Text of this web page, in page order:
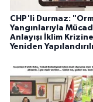
CHP'li Durmaz:
Yangınlarıyla
Anlayışı İklim
Yeniden